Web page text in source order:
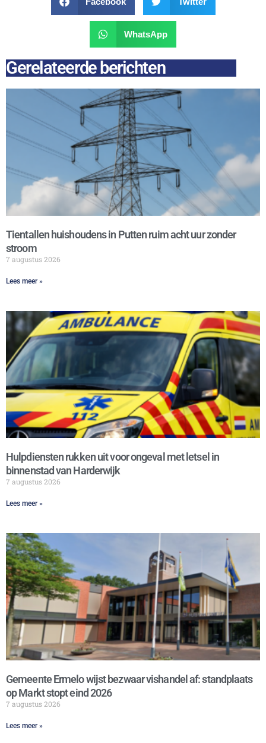
WhatsApp
Gerelateerde berichten
Tientallen huishoudens in Putten ruim acht uur zonder
stroom
7 augustus 2026
Lees meer »
Hulpdiensten rukken uit voor ongeval met letsel in
binnenstad van Harderwijk
7 augustus 2026
Lees meer »
Gemeente Ermelo wijst bezwaar vishandel af: standplaats
op Markt stopt eind 2026
7 augustus 2026
Lees meer »